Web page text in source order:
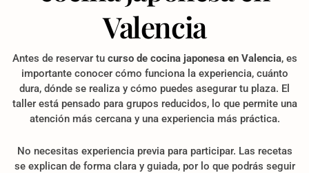
Valencia
Antes de reservar tu curso de cocina japonesa en Valencia, es
importante conocer cómo funciona la experiencia, cuánto
dura, dónde se realiza y cómo puedes asegurar tu plaza. El
taller está pensado para grupos reducidos, lo que permite una
atención más cercana y una experiencia más práctica.
No necesitas experiencia previa para participar. Las recetas
se explican de forma clara y guiada, por lo que podrás seguir